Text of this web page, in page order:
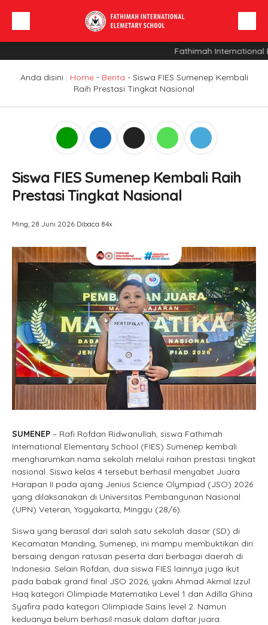
Profil Sekolah
Fathimah International
Anda disini : Home- Berita - Siswa FIES Sumenep Kembali
Raih Prestasi Tingkat Nasional
Siswa FIES Sumenep Kembali Raih
Prestasi Tingkat Nasional
Ming, 28 Juni 2026 Dibaca 84x
SUMENEP – Rafi Rofdan Ridwanullah, siswa Fathimah
International Elementary School (FIES) Sumenep kembali
mengharumkan nama sekolah melalui raihan prestasi tingkat
nasional. Siswa kelas 4 tersebut berhasil menyabet Juara
Harapan II pada ajang Jenius Science Olympiad (JSO) 2026
yang dilaksanakan di Universitas Pembangunan Nasional
(UPN) Veteran, Yogyakarta, Minggu (28/6).
Siswa yang berasal dari salah satu sekolah dasar (SD) di
Kecamatan Manding, Sumenep, ini mampu membuktikan diri
bersaing dengan ratusan peserta dari berbagai daerah di
Indonesia. Selain Rofdan, dua siswa FIES lainnya juga ikut
pada babak grand final JSO 2026, yakni Ahmad Akmal Izzul
Haq kategori Olimpiade Matematika Level 1 dan Adilla Ghina
Syafira pada kategori Olimpiade Sains level 2. Namun
keduanya belum berhasil masuk dalam daftar juara.